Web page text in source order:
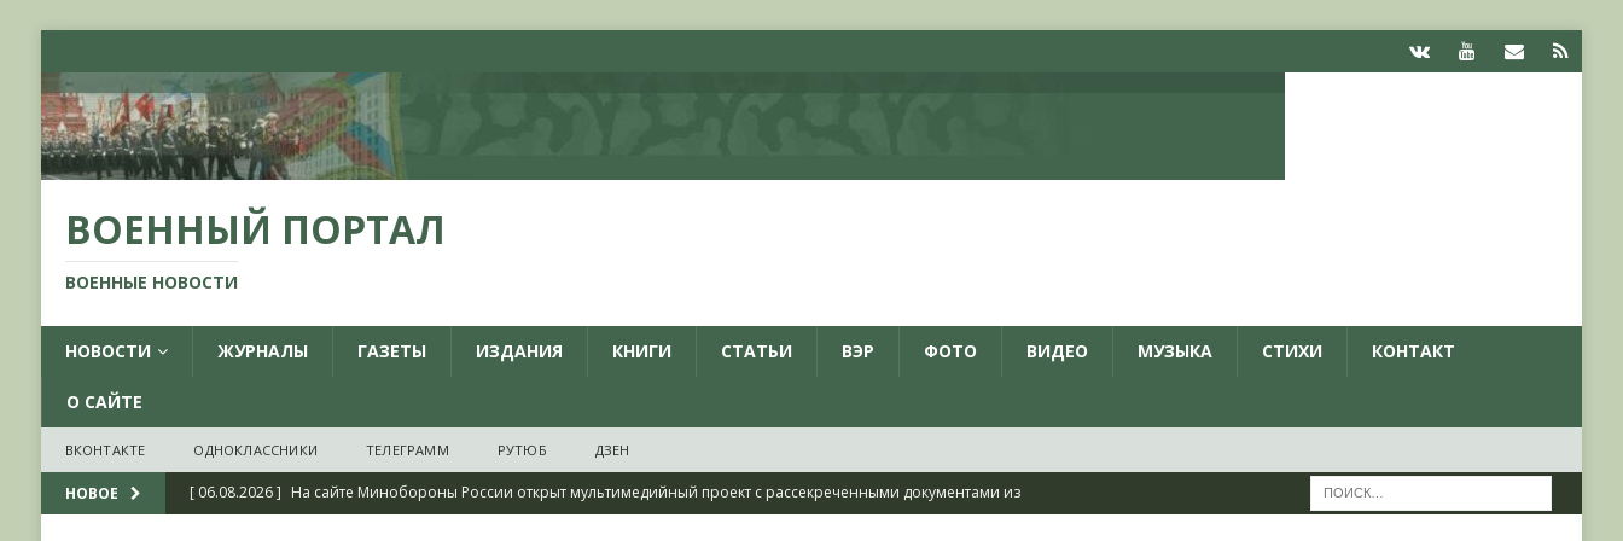
ВОЕННЫЙ ПОРТАЛ
ВОЕННЫЕ НОВОСТИ
НОВОСТИ ЖУРНАЛЫ ГАЗЕТЫ ИЗДАНИЯ КНИГИ СТАТЬИ ВЭР ФОТО ВИДЕО МУЗЫКА СТИХИ КОНТАКТ
О САЙТЕ
ВКОНТАКТЕ ОДНОКЛАССНИКИ ТЕЛЕГРАММ РУТЮБ ДЗЕН
НОВОЕ [ 06.08.2026 ] На сайте Минобороны России открыт мультимедийный проект с рассекреченными документами из